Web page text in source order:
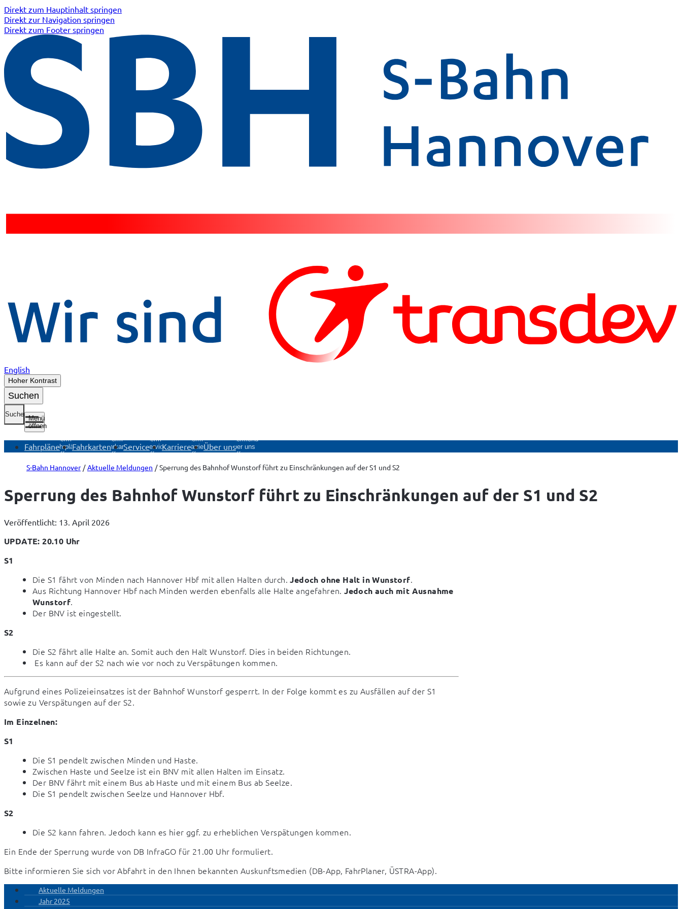
Direkt zum Hauptinhalt springen
Direkt zur Navigation springen
Direkt zum Footer springen
English
Hoher Kontrast
Suchen
Suche
Menü
öffnen
Fahrpläne
Untermenü
Fahrpläne
öffnen
Fahrkarten
Untermenü
Fahrkarten
öffnen
Service
Untermenü
Service
öffnen
Karriere
Untermenü
Karriere
öffnen
Über uns
Untermenü
Über uns
öffnen
S-Bahn Hannover Aktuelle Meldungen Sperrung des Bahnhof Wunstorf führt zu Einschränkungen auf der S1 und S2
Sperrung des Bahnhof Wunstorf führt zu Einschränkungen auf der S1 und S2
Veröffentlicht: 13. April 2026
UPDATE: 20.10 Uhr
S1
Die S1 fährt von Minden nach Hannover Hbf mit allen Halten durch.Jedoch ohne Halt in Wunstorf.
Aus Richtung Hannover Hbf nach Minden werden ebenfalls alle Halte angefahren.Jedoch auch mit Ausnahme
Wunstorf.
Der BNV ist eingestellt.
S2
Die S2 fährt alle Halte an. Somit auch den Halt Wunstorf. Dies in beiden Richtungen.
‎Es kann auf der S2 nach wie vor noch zu Verspätungen kommen.
Aufgrund eines Polizeieinsatzes ist der Bahnhof Wunstorf gesperrt. In der Folge kommt es zu Ausfällen auf der S1
sowie zu Verspätungen auf der S2.
Im Einzelnen:
S1
Die S1 pendelt zwischen Minden und Haste.
Zwischen Haste und Seelze ist ein BNV mit allen Halten im Einsatz.
Der BNV fährt mit einem Bus ab Haste und mit einem Bus ab Seelze.
Die S1 pendelt zwischen Seelze und Hannover Hbf.
S2
Die S2 kann fahren. Jedoch kann es hier ggf. zu erheblichen Verspätungen kommen.
Ein Ende der Sperrung wurde von DB InfraGO für 21.00 Uhr formuliert.
Bitte informieren Sie sich vor Abfahrt in den Ihnen bekannten Auskunftsmedien (DB-App, FahrPlaner, ÜSTRA-App).
Aktuelle Meldungen
Jahr 2025